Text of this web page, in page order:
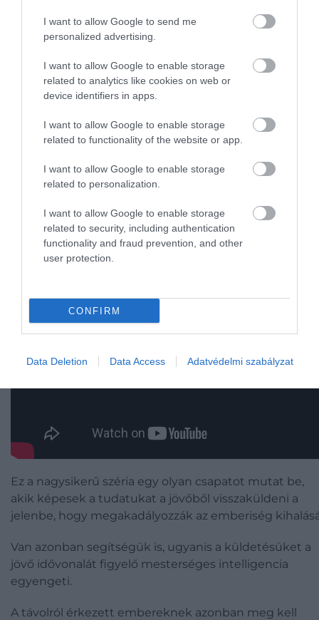
I want to allow Google to send me
personalized advertising.
I want to allow Google to enable storage
related to analytics like cookies on web or
device identifiers in apps.
I want to allow Google to enable storage
related to functionality of the website or app.
I want to allow Google to enable storage
related to personalization.
I want to allow Google to enable storage
related to security, including authentication
functionality and fraud prevention, and other
user protection.
CONFIRM
Data Deletion Data Access Adatvédelmi szabályzat
A kísérlet hatásai egy idő után felszínre törnek, és
komoly hatással vannak a tesztalanyok viselkedésére
döntéshozatali képességeire.
A program azonban kudarcot vall, Landsberg és
is maradandó agykárosodást szenvednek: Owen
skizofréniával küzd, Annie pedig céltalanul éli az
helyüket a világban és a társadalomban.
Átutazók
Ez a nagysikerű széria egy olyan csapatot mutat be,
akik képesek a tudatukat a jövőből visszaküldeni a
jelenbe, hogy megakadályozzák az emberiség
Van azonban segítségük is, ugyanis a küldetésüket a
jövő idővonalát figyelő mesterséges intelligencia
egyengeti.
A távolról érkezett embereknek azonban meg kell